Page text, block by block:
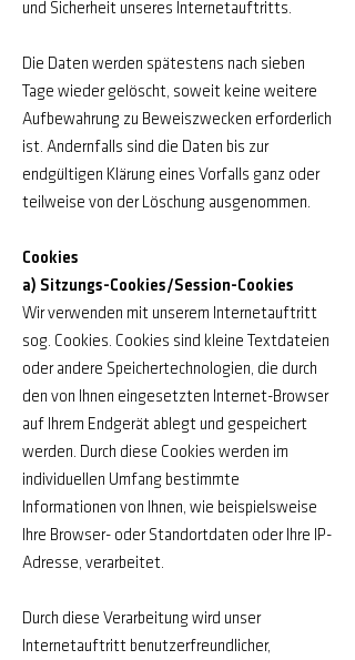
und Sicherheit unseres Internetauftritts.
Die Daten werden spätestens nach sieben
Tage wieder gelöscht, soweit keine weitere
Aufbewahrung zu Beweiszwecken erforderlich
ist. Andernfalls sind die Daten bis zur
endgültigen Klärung eines Vorfalls ganz oder
teilweise von der Löschung ausgenommen.
Cookies
a) Sitzungs-Cookies/Session-Cookies
Wir verwenden mit unserem Internetauftritt
sog. Cookies. Cookies sind kleine Textdateien
oder andere Speichertechnologien, die durch
den von Ihnen eingesetzten Internet-Browser
auf Ihrem Endgerät ablegt und gespeichert
werden. Durch diese Cookies werden im
individuellen Umfang bestimmte
Informationen von Ihnen, wie beispielsweise
Ihre Browser- oder Standortdaten oder Ihre IP-
Adresse, verarbeitet.
Durch diese Verarbeitung wird unser
Internetauftritt benutzerfreundlicher,